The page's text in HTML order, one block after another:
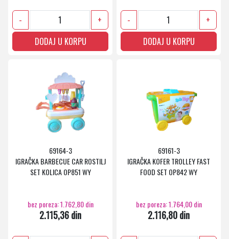
-
+
DODAJ U KORPU
-
+
DODAJ U KORPU
69164-3
IGRAČKA BARBECUE CAR ROSTILJ
SET KOLICA OP851 WY
bez poreza: 1.762,80 din
2.115,36 din
69161-3
IGRAČKA KOFER TROLLEY FAST
FOOD SET OP842 WY
bez poreza: 1.764,00 din
2.116,80 din